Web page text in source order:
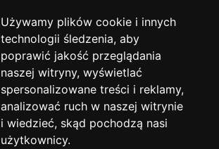
Używamy plików cookie i innych
technologii śledzenia, aby
poprawić jakość przeglądania
naszej witryny, wyświetlać
spersonalizowane treści i reklamy,
analizować ruch w naszej witrynie
i wiedzieć, skąd pochodzą nasi
użytkownicy.
Pomoc
Moje konto